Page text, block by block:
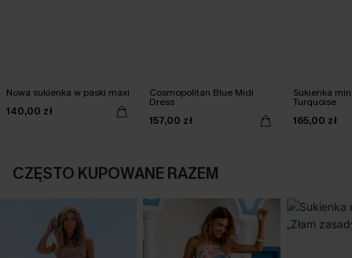
Nowa sukienka w paski maxi
140,00 zł
Cosmopolitan Blue Midi
Dress
157,00 zł
Sukienka
Turquoise
165,00 zł
CZĘSTO KUPOWANE RAZEM